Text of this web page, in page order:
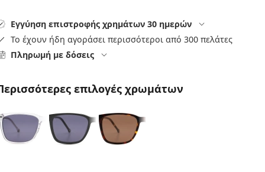
Εγγύηση επιστροφής χρημάτων 30 ημερών
Το έχουν ήδη αγοράσει περισσότεροι από 300 πελάτες
Πληρωμή με δόσεις
επιλογές χρωμάτων